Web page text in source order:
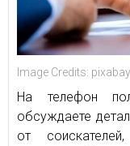
Image Credits: pixabay
На телефон
обсуждаете
от